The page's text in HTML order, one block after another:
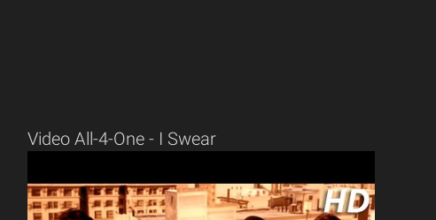
Video All-4-One - I Swear